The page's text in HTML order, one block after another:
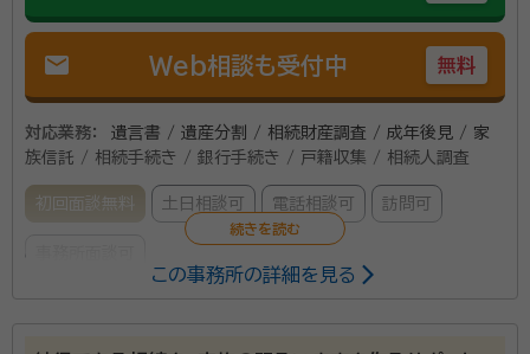
mail Web相談も受付中 無料
対応業務：
遺言書 / 遺産分割 / 相続財産調査 / 成年後見 / 家
族信託 / 相続手続き / 銀行手続き / 戸籍収集 / 相続人調査
初回面談無料 土日相談可 電話相談可 訪問可
この事務所の詳細を見る